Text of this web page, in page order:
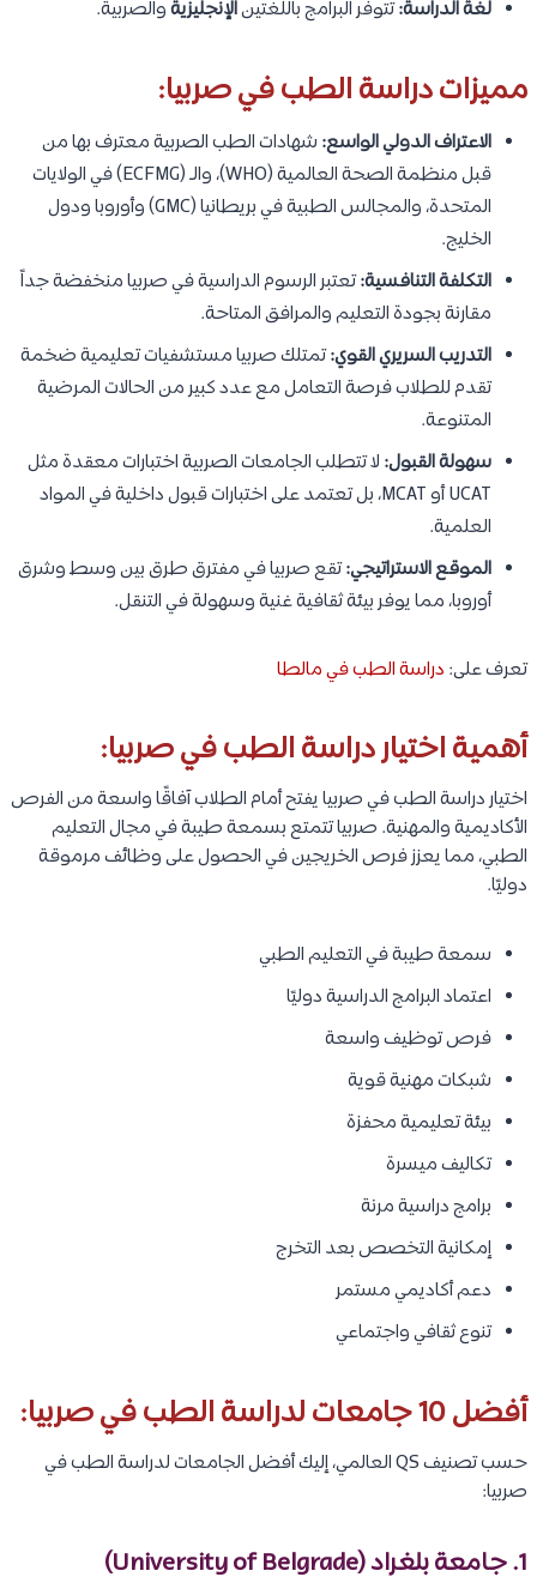
لغة الدراسة:تتوفر البرامج باللغتينالإنجليزيةوالصربية.
مميزات دراسة الطب في صربيا:
الاعتراف الدولي الواسع: شهادات الطب الصربية معترف بها من
قبل منظمة الصحة العالمية (WHO)، والـ (ECFMG) في الولايات
المتحدة، والمجالس الطبية في بريطانيا (GMC) وأوروبا ودول
الخليج.
التكلفة التنافسية:تعتبر الرسوم الدراسية في صربيا منخفضة جداً
مقارنة بجودة التعليم والمرافق المتاحة.
التدريب السريري القوي:تمتلك صربيا مستشفيات تعليمية ضخمة
تقدم للطلاب فرصة التعامل مع عدد كبير من الحالات المرضية
المتنوعة.
سهولة القبول: لا تتطلب الجامعات الصربية اختبارات معقدة مثل
UCAT أو MCAT، بل تعتمد على اختبارات قبول داخلية في المواد
العلمية.
الموقع الاستراتيجي:تقع صربيا في مفترق طرق بين وسط وشرق
أوروبا، مما يوفر بيئة ثقافية غنية وسهولة في التنقل.
تعرف على: دراسة الطب في مالطا
أهمية اختيار دراسة الطب في صربيا:
اختيار دراسة الطب في صربيا يفتح أمام الطلاب آفاقًا واسعة من الفرص
الأكاديمية والمهنية. صربيا تتمتع بسمعة طيبة في مجال التعليم
الطبي، مما يعزز فرص الخريجين في الحصول على وظائف مرموقة
دوليًا.
سمعة طيبة في التعليم الطبي
اعتماد البرامج الدراسية دوليًا
فرص توظيف واسعة
شبكات مهنية قوية
بيئة تعليمية محفزة
تكاليف ميسرة
برامج دراسية مرنة
إمكانية التخصص بعد التخرج
دعم أكاديمي مستمر
تنوع ثقافي واجتماعي
أفضل 10 جامعات لدراسة الطب في صربيا:
حسب تصنيف QS العالمي، إليك أفضل الجامعات لدراسة الطب في
صربيا:
1. جامعة بلغراد (University of Belgrade)